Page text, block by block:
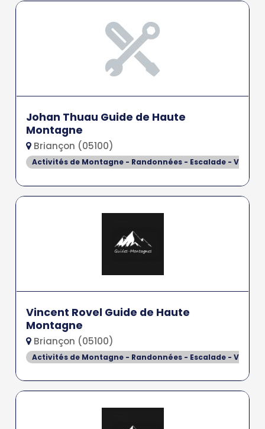
Johan Thuau Guide de Haute
Montagne
Briançon (05100)
Activités de Montagne - Randonnées - Escalade - Via
Vincent Rovel Guide de Haute
Montagne
Briançon (05100)
Activités de Montagne - Randonnées - Escalade - Via